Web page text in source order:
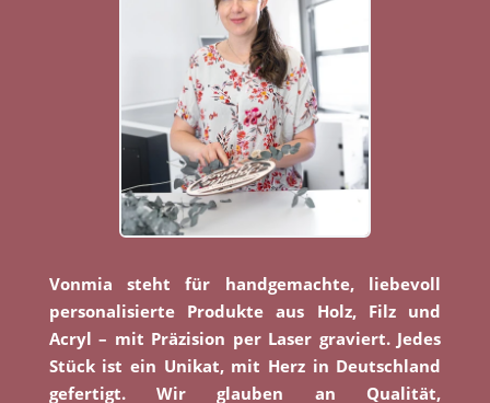
Vonmia steht für handgemachte, liebevoll
personalisierte Produkte aus Holz, Filz und
Acryl – mit Präzision per Laser graviert. Jedes
Stück ist ein Unikat, mit Herz in Deutschland
gefertigt. Wir glauben an Qualität,